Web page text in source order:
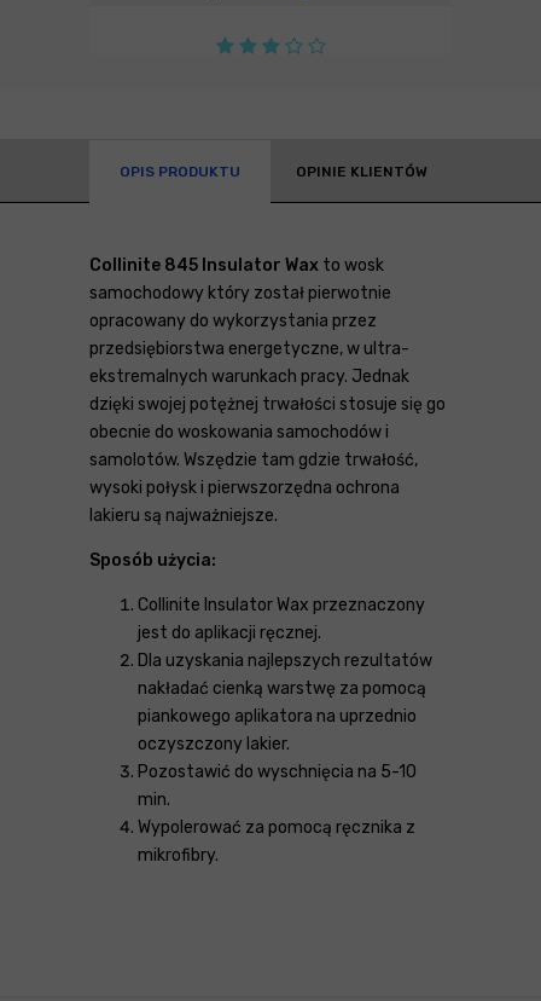
OPIS PRODUKTU OPINIE KLIENTÓW
Collinite 845 Insulator Wax to wosk
samochodowy który został pierwotnie
opracowany do wykorzystania przez
przedsiębiorstwa energetyczne, w ultra-
ekstremalnych warunkach pracy. Jednak
dzięki swojej potężnej trwałości stosuje się go
obecnie do woskowania samochodów i
samolotów. Wszędzie tam gdzie trwałość,
wysoki połysk i pierwszorzędna ochrona
lakieru są najważniejsze.
Sposób użycia:
Collinite Insulator Wax przeznaczony
jest do aplikacji ręcznej.
Dla uzyskania najlepszych rezultatów
nakładać cienką warstwę za pomocą
piankowego aplikatora na uprzednio
oczyszczony lakier.
Pozostawić do wyschnięcia na 5-10
min.
Wypolerować za pomocą ręcznika z
mikrofibry.